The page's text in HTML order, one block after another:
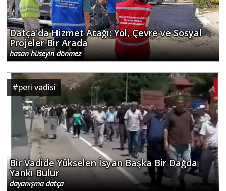
Datça'da Hizmet Atağı: Yol, Çevre ve Sosyal
Projeler Bir Arada
hasan hüseyin dönmez
#peri vadisi
Bir Vadide Yükselen İsyan Başka Bir Dağda
Yankı Bulur
dayanışma datça